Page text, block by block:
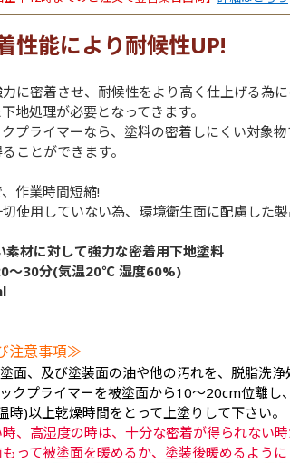
性能により耐候性UP!
に密着させ、耐候性をより高く仕上げる為に
地処理が必要となってきます。
プライマーなら、塗料の密着しにくい対象物
ことができます。
作業時間短縮!
使用していない為、環境衛生面に配慮した製
材に対して強力な密着用下地塗料
30分(気温20℃ 湿度60%)
注意事項≫
面、及び塗装面の油や他の汚れを、脱脂洗浄
クプライマーを被塗面から10～20cm位離し
時)以上乾燥時間をとって上塗りして下さい。
、高湿度の時は、十分な密着が得られない時
って被塗面を暖めるか、塗装後暖めるように